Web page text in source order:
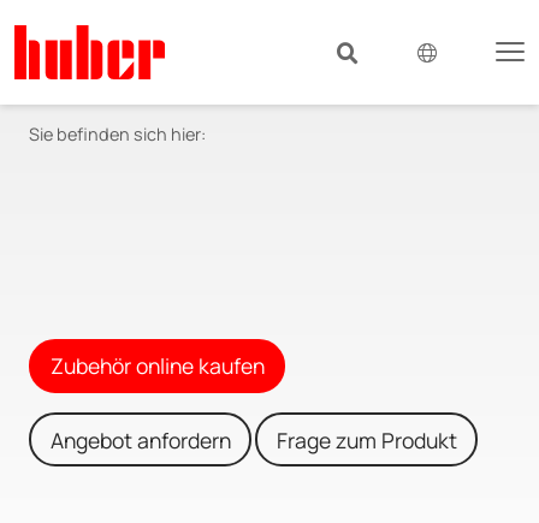
Sie befinden sich hier:
Zubehör online kaufen
Angebot anfordern Frage zum Produkt